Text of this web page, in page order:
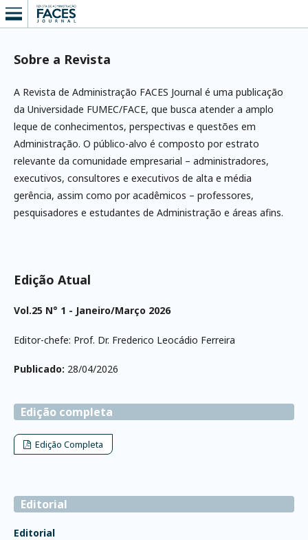
Sobre a Revista
A Revista de Administração FACES Journal é uma publicação
da Universidade FUMEC/FACE, que busca atender a amplo
leque de conhecimentos, perspectivas e questões em
Administração. O público-alvo é composto por estrato
relevante da comunidade empresarial – administradores,
executivos, consultores e executivos de alta e média
gerência, assim como por acadêmicos – professores,
pesquisadores e estudantes de Administração e áreas afins.
Edição Atual
Vol.25 N° 1 - Janeiro/Março 2026
Editor-chefe: Prof. Dr. Frederico Leocádio Ferreira
Publicado: 28/04/2026
Edição completa
Edição Completa
Editorial
Editorial